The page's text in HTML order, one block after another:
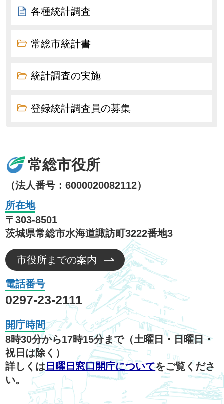
各種統計調査
常総市統計書
統計調査の実施
登録統計調査員の募集
常総市役所
（法人番号：6000020082112）
所在地
〒303-8501
茨城県常総市水海道諏訪町3222番地3
市役所までの案内
電話番号
0297-23-2111
開庁時間
8時30分から17時15分まで（土曜日・日曜日・
祝日は除く）
詳しくは 日曜日窓口開庁についてをご覧くださ
い。